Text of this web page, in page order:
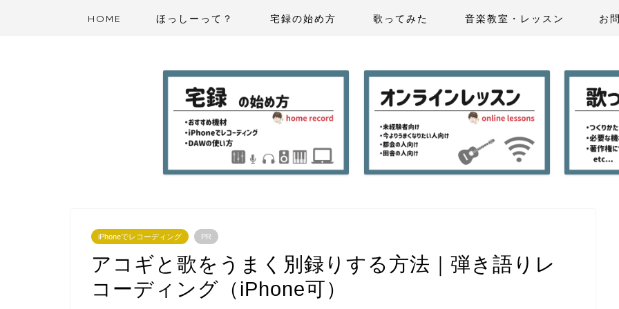
HOME ほっしーって？ 宅録の始め方 歌ってみた 音楽教室・レッスン お
iPhoneでレコーディング PR
アコギと歌をうまく別録りする方法｜弾き語りレ
コーディング（iPhone可）